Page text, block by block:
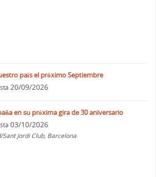
país el próximo Septiembre
20/09/2026
en su próxima gira de 30 aniversario
03/10/2026
Jordi Club, Barcelona